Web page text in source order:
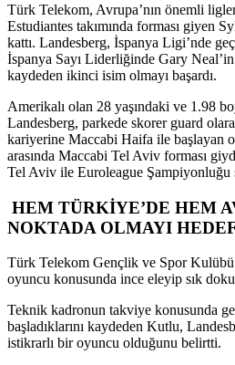
Türk Telekom, Avrupa’nın önemli
Estudiantes takımında forması giyen
kattı. Landesberg, İspanya Ligi’nde
İspanya Sayı Liderliğinde Gary
kaydeden ikinci isim olmayı başardı.
Amerikalı olan 28 yaşındaki ve 1.98
Landesberg, parkede skorer guard
kariyerine Maccabi Haifa ile başlayan
arasında Maccabi Tel Aviv forması
Tel Aviv ile Euroleague Şampiyonluğu
HEM TÜRKİYE’DE HEM
NOKTADA OLMAYI
Türk Telekom Gençlik ve Spor
oyuncu konusunda ince eleyip sık
Teknik kadronun takviye konusunda
başladıklarını kaydeden Kutlu,
istikrarlı bir oyuncu olduğunu belirtti.